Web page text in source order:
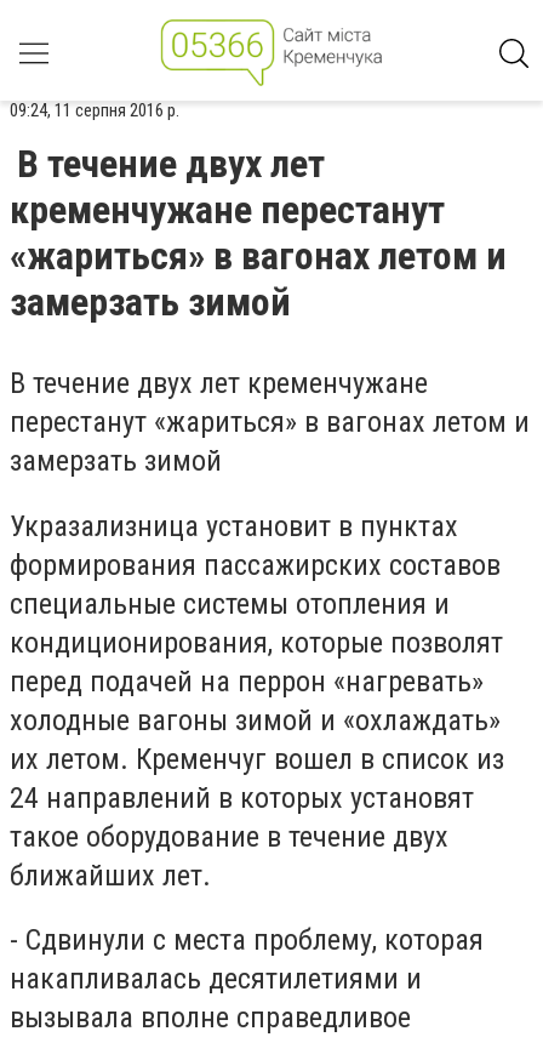
09:24, 11 серпня 2016 р.
В течение двух лет
кременчужане перестанут
«жариться» в вагонах летом и
замерзать зимой
В течение двух лет кременчужане
перестанут «жариться» в вагонах летом и
замерзать зимой
Укразализница установит в пунктах
формирования пассажирских составов
специальные системы отопления и
кондиционирования, которые позволят
перед подачей на перрон «нагревать»
холодные вагоны зимой и «охлаждать»
их летом. Кременчуг вошел в список из
24 направлений в которых установят
такое оборудование в течение двух
ближайших лет.
- Сдвинули с места проблему, которая
накапливалась десятилетиями и
вызывала вполне справедливое